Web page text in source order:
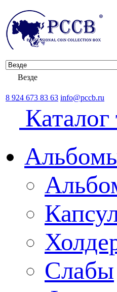
Везде
8 924 673 83 63 info@pccb.ru
Каталог
Слабы